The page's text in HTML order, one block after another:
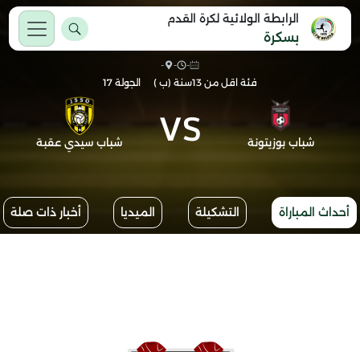
الرابطة الولائية لكرة القدم
بسكرة
-
-
-
فئة اقل من 13سنة (ب )
الجولة 17
شباب بوزيتونة VS شباب سيدي عقبة
أحداث المباراة التشكيلة الميديا أخبار ذات صلة